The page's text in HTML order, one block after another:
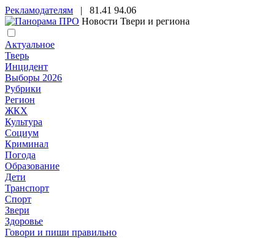
Рекламодателям | 81.41 94.06
Новости Твери и региона
Актуальное
Тверь
Инцидент
Выборы 2026
Рубрики
Регион
ЖКХ
Культура
Социум
Криминал
Погода
Образование
Дети
Транспорт
Спорт
Звери
Здоровье
Говори и пиши правильно